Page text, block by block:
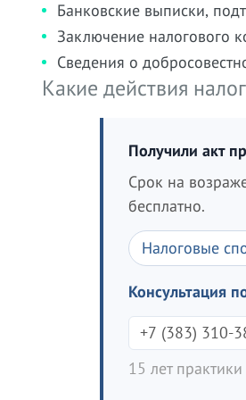
Банковские выписки,
Заключение налогового
Сведения о
Какие действия
Получили акт
Срок на
бесплатно.
Налоговые
Консультация
+7 (383) 310-
15 лет